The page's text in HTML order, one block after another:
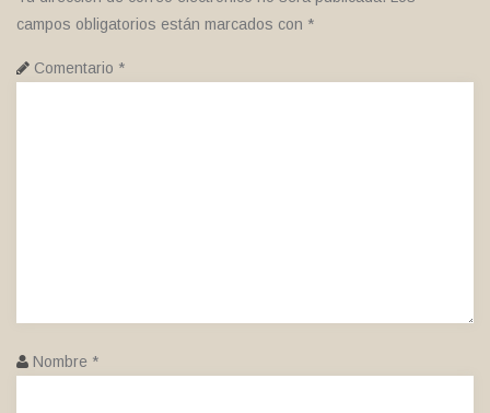
campos obligatorios están marcados con *
Comentario *
Nombre *